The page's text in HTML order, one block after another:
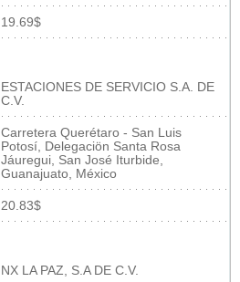
19.69$
ESTACIONES DE SERVICIO S.A. DE
C.V.
Carretera Querétaro - San Luis
Potosí, Delegaciön Santa Rosa
Jáuregui, San José Iturbide,
Guanajuato, México
20.83$
NX LA PAZ, S.A DE C.V.